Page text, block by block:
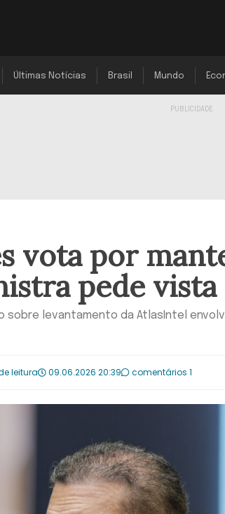
Últimas Notícias Brasil Mundo
vota por
pede vista
sobre levantamento da AtlasIntel
leitura 09.06.2026 20:39 comentários 1